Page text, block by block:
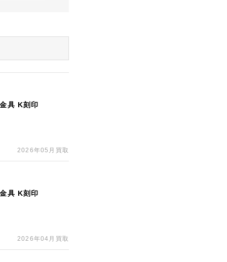
具 K刻印
2026年05月買取
具 K刻印
2026年04月買取